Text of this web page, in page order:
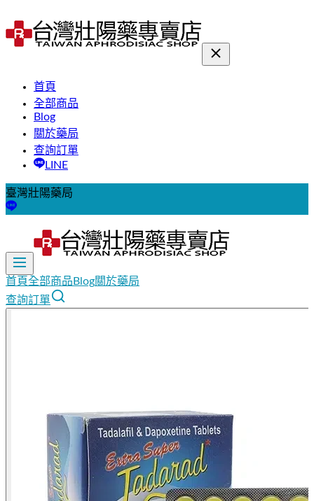
首頁
全部商品
Blog
關於藥局
查詢訂單
LINE
臺灣壯陽藥局
首頁全部商品 Blog關於藥局
查詢訂單